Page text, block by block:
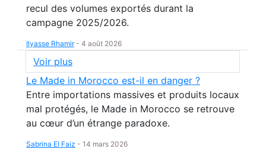
recul des volumes exportés durant la
campagne 2025/2026.
Ilyasse Rhamir- 4 août 2026
Voir plus
Le Made in Morocco est-il en danger ?
Entre importations massives et produits locaux
mal protégés, le Made in Morocco se retrouve
au cœur d’un étrange paradoxe.
Sabrina El Faiz - 14 mars 2026